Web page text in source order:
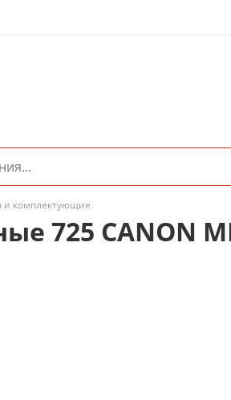
и комплектующие
725 CANON